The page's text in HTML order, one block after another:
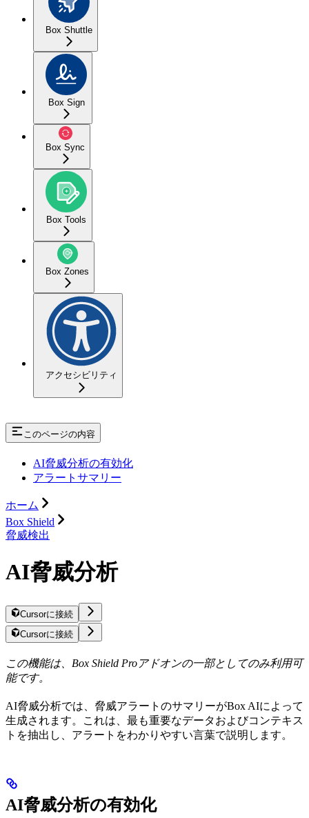
Box Shuttle
Box Sign
Box Sync
Box Tools
Box Zones
アクセシビリティ
このページの内容
AI脅威分析の有効化
アラートサマリー
ホーム
Box Shield
脅威検出
AI脅威分析
Cursorに接続
Cursorに接続
この機能は、Box Shield Proアドオンの一部としてのみ利用可
能です。
AI脅威分析では、脅威アラートのサマリーがBox AIによって
生成されます。これは、最も重要なデータおよびコンテキス
トを抽出し、アラートをわかりやすい言葉で説明します。
AI脅威分析の有効化